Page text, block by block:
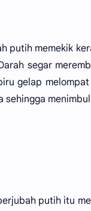
putih memekik
segar
gelap
sehingga
putih itu